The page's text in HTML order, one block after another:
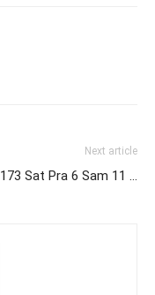
Next article
173 Sat Pra 6 Sam 11 …